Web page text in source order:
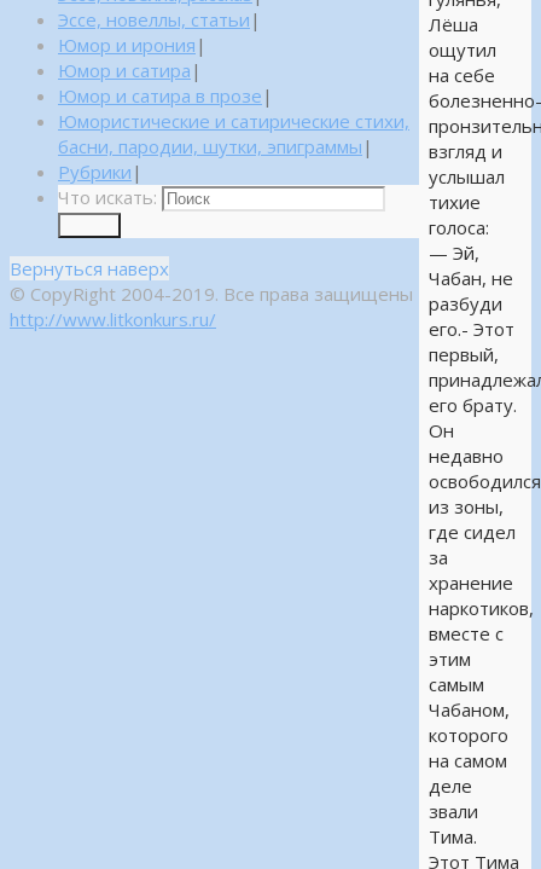
Лёша
ощутил
на себе
взгляд и
услышал
тихие
голоса:
— Эй,
Чабан, не
разбуди
его.- Этот
первый,
его брату.
Он
недавно
освободился
из зоны,
где сидел
за
хранение
наркотиков,
вместе с
этим
самым
Чабаном,
которого
на самом
деле
звали
Тима.
Этот Тима
Эссе, новеллы, статьи |
Юмор и ирония |
Юмор и сатира |
Юмор и сатира в прозе |
Юмористические и сатирические стихи,
басни, пародии, шутки, эпиграммы |
Рубрики |
Что искать:
Вернуться наверх
© CopyRight 2004-2019. Все права защищены
http://www.litkonkurs.ru/